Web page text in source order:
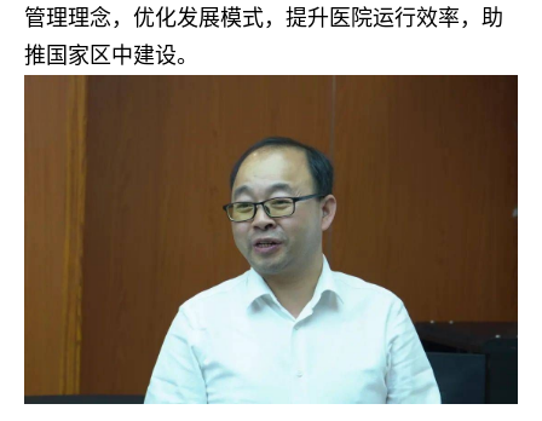
管理理念，优化发展模式，提升医院运行效率，助
推国家区中建设。